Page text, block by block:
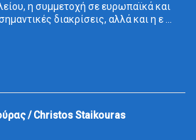
η συμμετοχή σε ευρωπαϊκά και
διακρίσεις, αλλά και η ε...
/ Christos Staikouras